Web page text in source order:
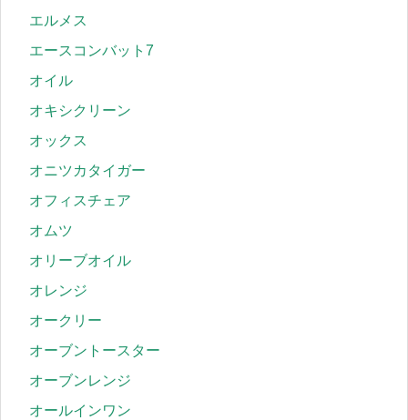
エルメス
エースコンバット7
オイル
オキシクリーン
オックス
オニツカタイガー
オフィスチェア
オムツ
オリーブオイル
オレンジ
オークリー
オーブントースター
オーブンレンジ
オールインワン